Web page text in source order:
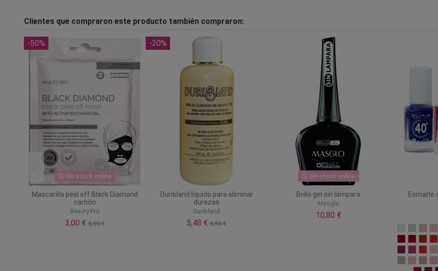
Clientes que compraron este producto también compraron:
-50%
Sin stock online
Mascarilla peel off Black Diamond
carbón
Beauty Pro
3,00 €5,99 €
-20%
Duribland líquido para eliminar
durezas
Duribland
5,48 €6,85 €
Sin stock online
Brillo gel sin lámpara
Masglo
10,80 €
Esmalte